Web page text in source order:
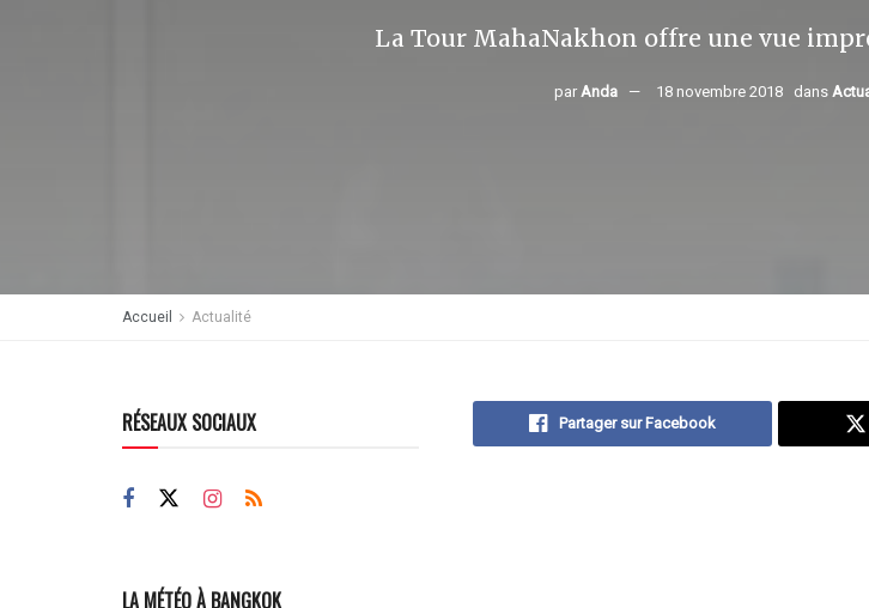
La Tour MahaNakhon offre une vue
par Anda 18 novembre 2018 dans
Accueil Actualité
Partager sur Facebook
RÉSEAUX SOCIAUX
LA MÉTÉO À BANGKOK